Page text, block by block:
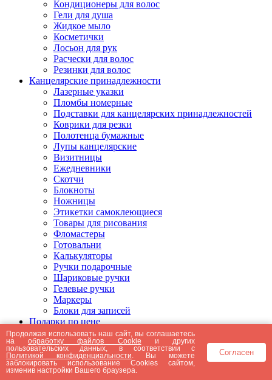
Кондиционеры для волос
Гели для душа
Жидкое мыло
Косметички
Лосьон для рук
Расчески для волос
Резинки для волос
Канцелярские принадлежности
Лазерные указки
Пломбы номерные
Подставки для канцелярских принадлежностей
Коврики для резки
Полотенца бумажные
Лупы канцелярские
Визитницы
Ежедневники
Скотчи
Блокноты
Ножницы
Этикетки самоклеющиеся
Товары для рисования
Фломастеры
Готовальни
Калькуляторы
Ручки подарочные
Шариковые ручки
Гелевые ручки
Маркеры
Блоки для записей
Подарки по цене
Подарки от 5000 рублей
Подарки до 5000 рублей
Подарки до 3000 рублей
Подарки до 2000 рублей
Подарки до 1000 рублей
Продолжая использовать наш сайт, вы соглашаетесь
наобработку файлов Cookie и других
пользовательских данных, в соответствии с
Политикой конфиденциальности . Вы можете
заблокировать использование Cookies сайтом,
изменив настройки Вашего браузера.
Согласен